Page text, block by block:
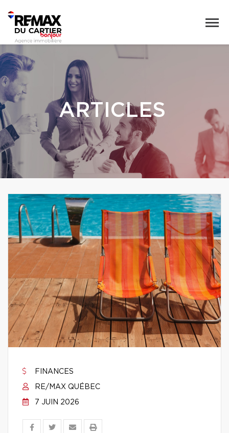
ARTICLES
FINANCES
RE/MAX QUÉBEC
7 JUIN 2026